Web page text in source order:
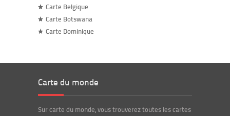
Carte Belgique
Carte Botswana
Carte Dominique
Carte du monde
Sur carte du monde, vous trouverez toutes les cartes